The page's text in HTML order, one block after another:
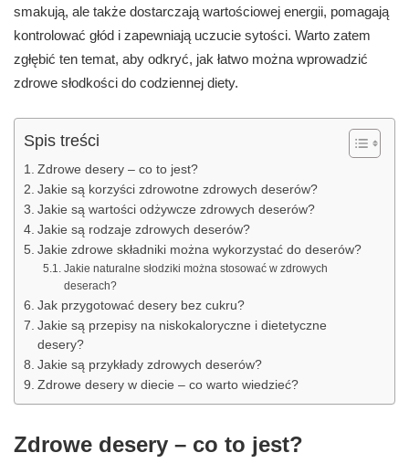
smakują, ale także dostarczają wartościowej energii, pomagają
kontrolować głód i zapewniają uczucie sytości. Warto zatem
zgłębić ten temat, aby odkryć, jak łatwo można wprowadzić
zdrowe słodkości do codziennej diety.
Spis treści
Zdrowe desery – co to jest?
Jakie są korzyści zdrowotne zdrowych deserów?
Jakie są wartości odżywcze zdrowych deserów?
Jakie są rodzaje zdrowych deserów?
Jakie zdrowe składniki można wykorzystać do deserów?
Jakie naturalne słodziki można stosować w zdrowych
deserach?
Jak przygotować desery bez cukru?
Jakie są przepisy na niskokaloryczne i dietetyczne
desery?
Jakie są przykłady zdrowych deserów?
Zdrowe desery w diecie – co warto wiedzieć?
Zdrowe desery – co to jest?